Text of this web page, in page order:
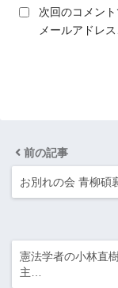
次回のコメン
メールアドレ
前の記事
お別れの会 青柳碩
憲法学者の小林直
主…